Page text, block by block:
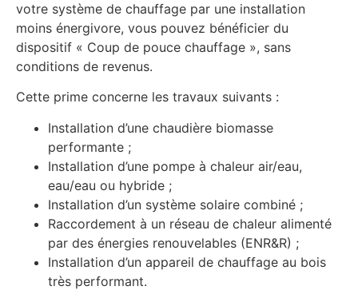
votre système de chauffage par une installation
moins énergivore, vous pouvez bénéficier du
dispositif « Coup de pouce chauffage », sans
conditions de revenus.
Cette prime concerne les travaux suivants :
Installation d’une chaudière biomasse
performante ;
Installation d’une pompe à chaleur air/eau,
eau/eau ou hybride ;
Installation d’un système solaire combiné ;
Raccordement à un réseau de chaleur alimenté
par des énergies renouvelables (ENR&R) ;
Installation d’un appareil de chauffage au bois
très performant.